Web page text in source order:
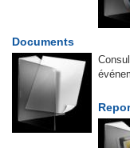
Documents